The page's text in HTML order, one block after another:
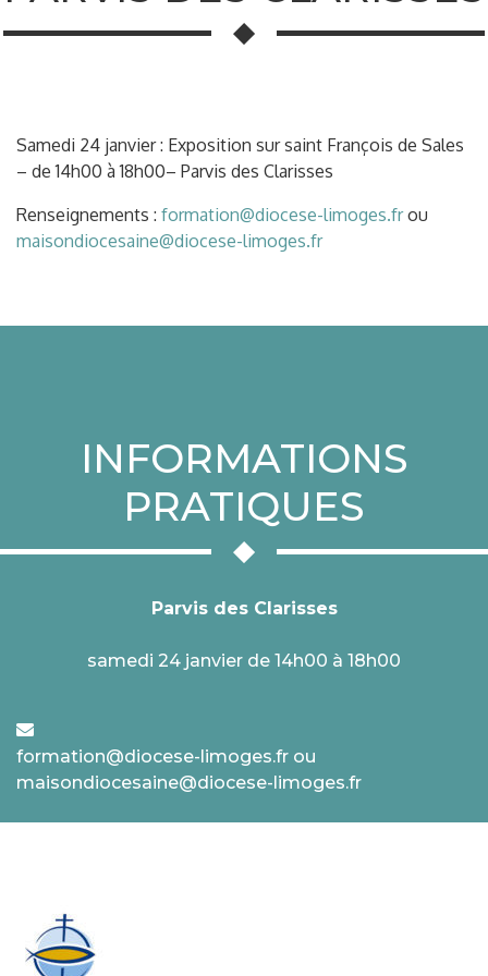
Samedi 24 janvier : Exposition sur saint François de Sales
– de 14h00 à 18h00– Parvis des Clarisses
Renseignements : formation@diocese-limoges.frou
maisondiocesaine@diocese-limoges.fr
INFORMATIONS
PRATIQUES
Parvis des Clarisses
samedi 24 janvier de 14h00 à 18h00
formation@diocese-limoges.fr ou
maisondiocesaine@diocese-limoges.fr